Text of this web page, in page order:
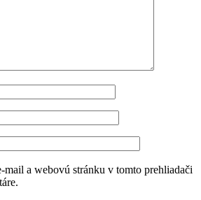
a webovú stránku v tomto prehliadači